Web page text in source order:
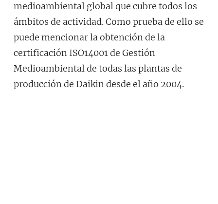
medioambiental global que cubre todos los
ámbitos de actividad. Como prueba de ello se
puede mencionar la obtención de la
certificación ISO14001 de Gestión
Medioambiental de todas las plantas de
producción de Daikin desde el año 2004.